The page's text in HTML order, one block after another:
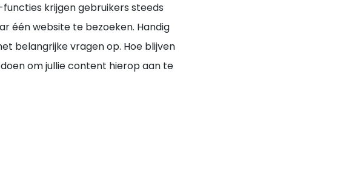
functies krijgen gebruikers steeds
één website te bezoeken. Handig
belangrijke vragen op. Hoe blijven
om jullie content hierop aan te